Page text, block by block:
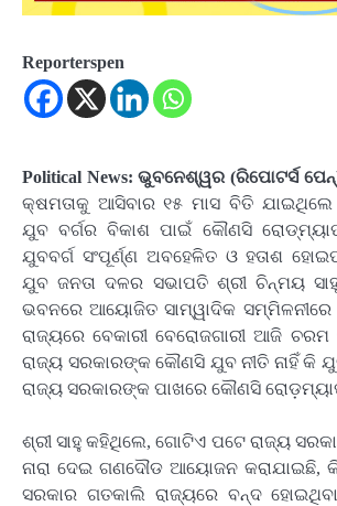
Reporterspen
Political News: ଭୁବନେଶ୍ୱର (ରିପୋଟର୍ସ
କ୍ଷମତାକୁ ଆସିବାର ୧୫ ମାସ ବିତି
ଯୁବ ବର୍ଗର ବିକାଶ ପାଇଁ କୌଣସି
ଯୁବବର୍ଗ ସଂପୂର୍ଣ୍ଣ ଅବହେଳିତ ଓ ହତାଶ
ଯୁବ ଜନତା ଦଳର ସଭାପତି ଶ୍ରୀ ଚିନ୍ମୟ
ଭବନରେ ଆୟୋଜିତ ସାମ୍ୱାଦିକ ସମ୍ମିଳନୀରେ
ରାଜ୍ୟରେ ବେକାରୀ ବେରୋଜଗାରୀ ଆଜି ଚରମ
ରାଜ୍ୟ ସରକାରଙ୍କ କୌଣସି ଯୁବ ନୀତି ନାହିଁ କି
ରାଜ୍ୟ ସରକାରଙ୍କ ପାଖରେ କୌଣସି ରୋଡ଼ମ୍ୟାପ
ଶ୍ରୀ ସାହୁ କହିଥିଲେ, ଗୋଟିଏ ପଟେ ରାଜ୍ୟ
ନାରା ଦେଇ ଗଣଦୌଡ ଆୟୋଜନ କରାଯାଇଛି,
ସରକାର ଗତକାଲି ରାଜ୍ୟରେ ବନ୍ଦ